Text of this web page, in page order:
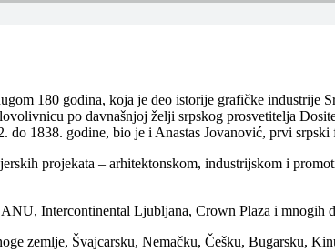
180 godina, koja je deo istorije grafičke industrije
po davnašnjoj želji srpskog prosvetitelja
1838. godine, bio je i Anastas Jovanović, prvi
projekata – arhitektonskom, industrijskom i
Intercontinental Ljubljana, Crown Plaza i mnogih
zemlje, Švajcarsku, Nemačku, Češku, Bugarsku,